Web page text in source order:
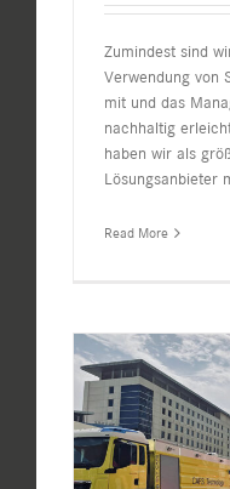
Zumindest sind
Verwendung von
mit und das
nachhaltig
haben wir als
Lösungsanbieter
Read More